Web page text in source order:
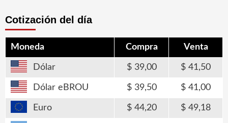
Cotización del día
Moneda Compra Venta
Dólar 39,00 41,50
Dólar eBROU 39,50 41,00
Euro 44,20 49,18